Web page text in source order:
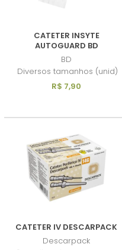
CATETER INSYTE
AUTOGUARD BD
BD
Diversos tamanhos (unid)
R$ 7,90
CATETER IV DESCARPACK
Descarpack